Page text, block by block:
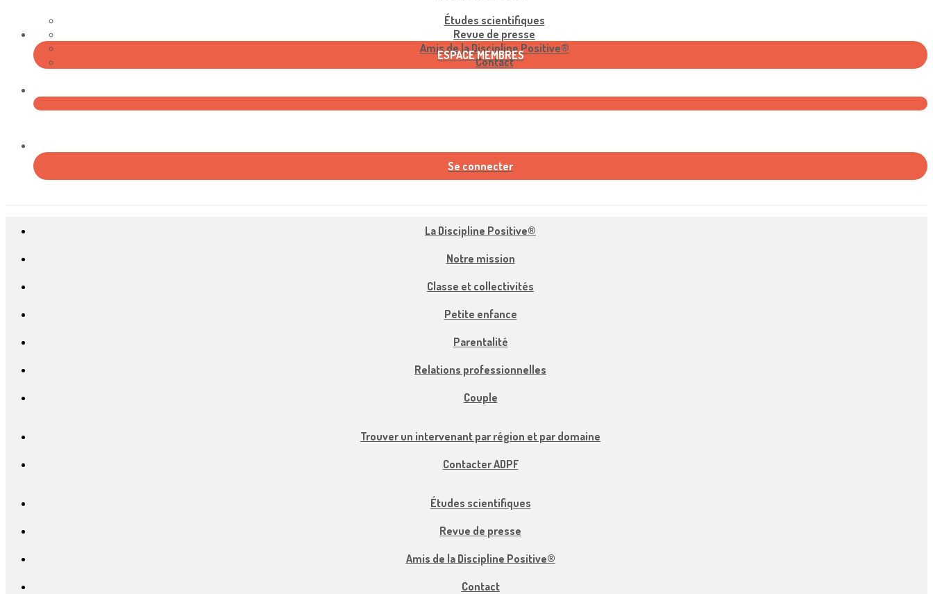
Études scientifiques
Revue de presse
Amis de la Discipline Positive®
Contact
ESPACE MEMBRES
Se connecter
La Discipline Positive®
Notre mission
Classe et collectivités
Petite enfance
Parentalité
Relations professionnelles
Couple
Trouver un intervenant par région et par domaine
Contacter ADPF
Études scientifiques
Revue de presse
Amis de la Discipline Positive®
Contact